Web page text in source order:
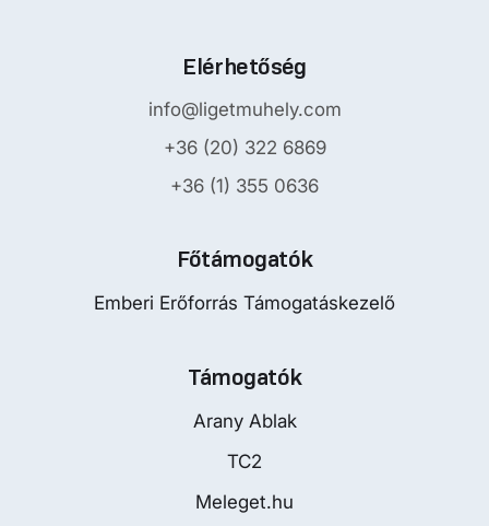
Elérhetőség
info@ligetmuhely.com
+36 (20) 322 6869
+36 (1) 355 0636
Főtámogatók
Emberi Erőforrás Támogatáskezelő
Támogatók
Arany Ablak
TC2
Meleget.hu